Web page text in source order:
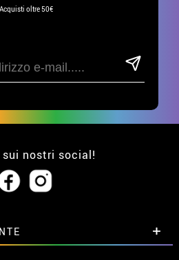
oltre 50€
nostri social!